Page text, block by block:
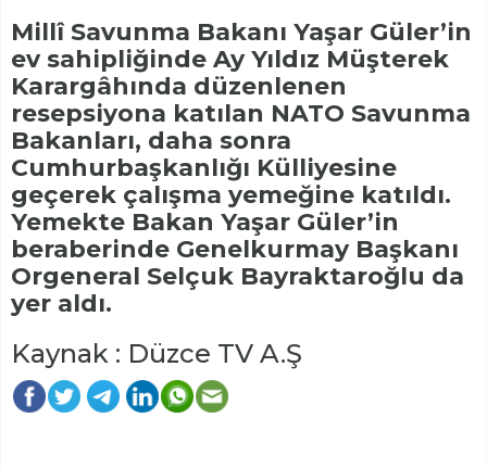
Millî Savunma Bakanı Yaşar Güler’in
ev sahipliğinde Ay Yıldız Müşterek
Karargâhında düzenlenen
resepsiyona katılan NATO Savunma
Bakanları, daha sonra
Cumhurbaşkanlığı Külliyesine
geçerek çalışma yemeğine katıldı.
Yemekte Bakan Yaşar Güler’in
beraberinde Genelkurmay Başkanı
Orgeneral Selçuk Bayraktaroğlu da
yer aldı.
Kaynak : Düzce TV A.Ş